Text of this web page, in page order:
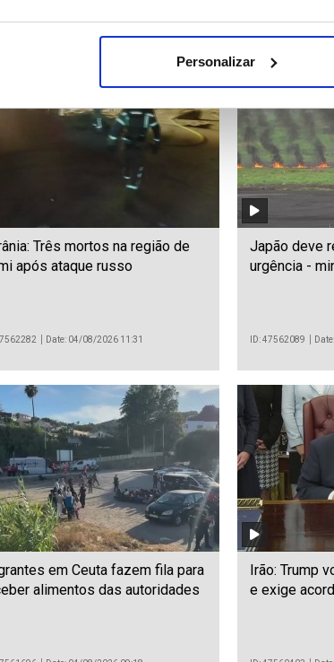
Personalizar
Três mortos na região de
após ataque russo
Date: 04/08/2026 11:31
Japão deve
urgência -
ID: 47562089
em Ceuta fazem fila para
alimentos das autoridades
Irão: Trump
e exige